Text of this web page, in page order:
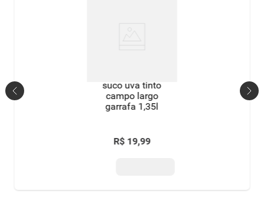
suco uva tinto
campo largo
garrafa 1,35l
R$ 19,99